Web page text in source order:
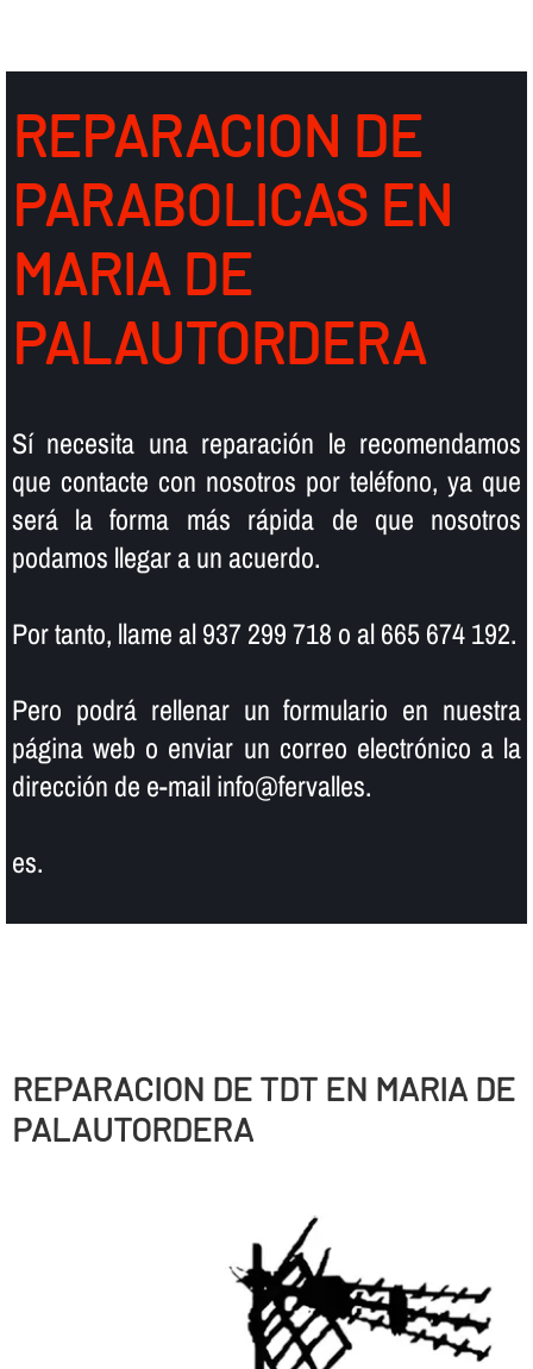
REPARACION DE
PARABOLICAS EN
MARIA DE
PALAUTORDERA
Sí­ necesita una reparación le recomendamos
que contacte con nosotros por teléfono, ya que
será la forma más rápida de que nosotros
podamos llegar a un acuerdo.
Por tanto, llame al 937 299 718 o al 665 674 192.
Pero podrá rellenar un formulario en nuestra
página web o enviar un correo electrónico a la
dirección de e-mail info@fervalles.
es.
REPARACION DE TDT EN MARIA DE
PALAUTORDERA